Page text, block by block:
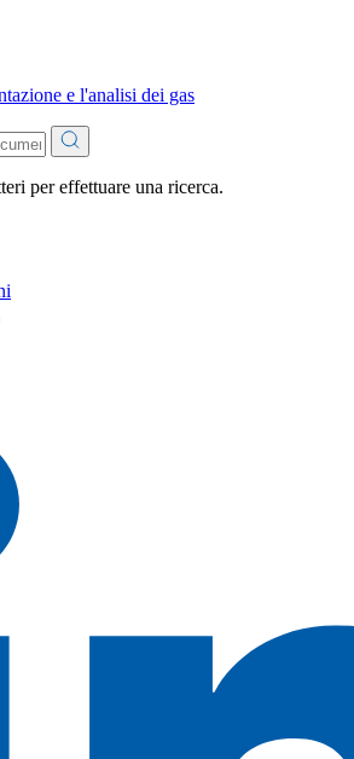
e l'analisi dei gas
per effettuare una ricerca.